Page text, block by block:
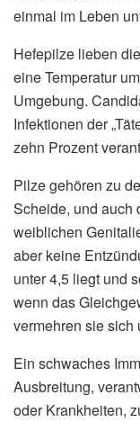
einmal im Leben
Hefepilze lieben
eine Temperatur
Umgebung.
Infektionen der
zehn Prozent
Pilze gehören zu
Scheide, und auch
weiblichen
aber keine
unter 4,5 liegt und
wenn das
vermehren sie
Ein schwaches
Ausbreitung,
oder Krankheiten,